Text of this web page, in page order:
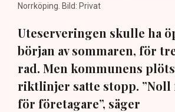
Norrköping. Bild: Privat
Uteserveringen skulle ha
början av sommaren, för
rad. Men kommunens
riktlinjer satte stopp. ”Noll
för företagare”, säger